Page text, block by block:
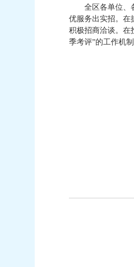
全区各单位、
优服务出实招。在
积极招商洽谈。在
季考评”的工作机